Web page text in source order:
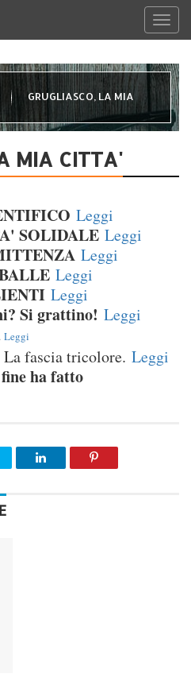
GRUGLIASCO, LA MIA
MIA CITTA'
Leggi
SOLIDALE Leggi
Leggi
Leggi
Leggi
Si grattino! Leggi
. Leggi
La fascia tricolore. Leggi
ha fatto